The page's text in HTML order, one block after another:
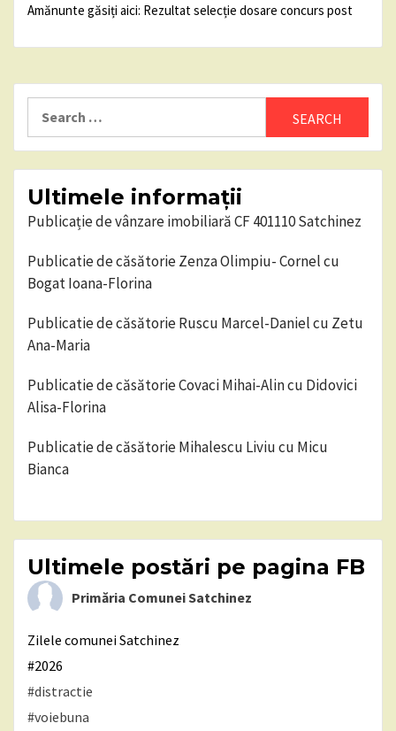
Amănunte găsiți aici: Rezultat selecție dosare concurs post
Ultimele informații
Publicație de vânzare imobiliară CF 401110 Satchinez
Publicatie de căsătorie Zenza Olimpiu- Cornel cu
Bogat Ioana-Florina
Publicatie de căsătorie Ruscu Marcel-Daniel cu Zetu
Ana-Maria
Publicatie de căsătorie Covaci Mihai-Alin cu Didovici
Alisa-Florina
Publicatie de căsătorie Mihalescu Liviu cu Micu
Bianca
Ultimele postări pe pagina FB
Primăria Comunei Satchinez
Zilele comunei Satchinez
#2026
#distractie
#voiebuna